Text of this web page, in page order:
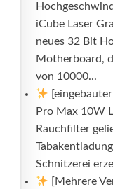
iCube Laser
neues 32 Bit
Motherboard,
von 10000...
Pro Max 10W
Rauchfilter
Schnitzerei
[Mehrere